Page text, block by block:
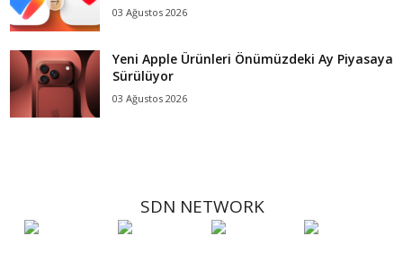
03 Ağustos 2026
Yeni Apple Ürünleri Önümüzdeki Ay Piyasaya
Sürülüyor
03 Ağustos 2026
SDN NETWORK